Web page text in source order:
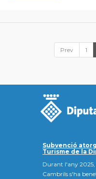
Prev 1
Subvenció
Turisme de la
Durant l'any 2025,
Cambrils s'ha